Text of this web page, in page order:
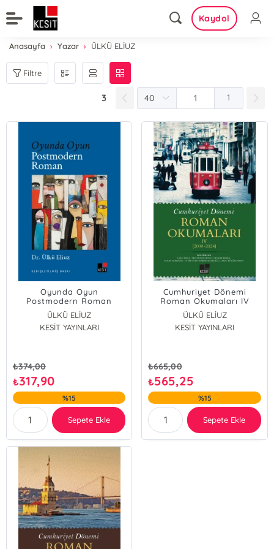
Kaydol
Anasayfa Yazar ÜLKÜ ELİUZ
Filtre
3 1
Oyunda Oyun
Postmodern Roman
ÜLKÜ ELİUZ
KESİT YAYINLARI
₺374,00
₺317,90
%15
Sepete Ekle
Cumhuriyet Dönemi
Roman Okumaları IV
(2000-2024)
ÜLKÜ ELİUZ
Elif Öksüz Güneş
Emrah Seferoğlu
Arzu Küçükosman
KESİT YAYINLARI
₺665,00
₺565,25
%15
Sepete Ekle